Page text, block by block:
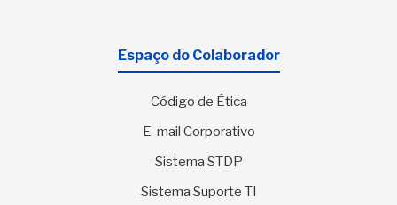
Espaço do Colaborador
Código de Ética
E-mail Corporativo
Sistema STDP
Sistema Suporte TI